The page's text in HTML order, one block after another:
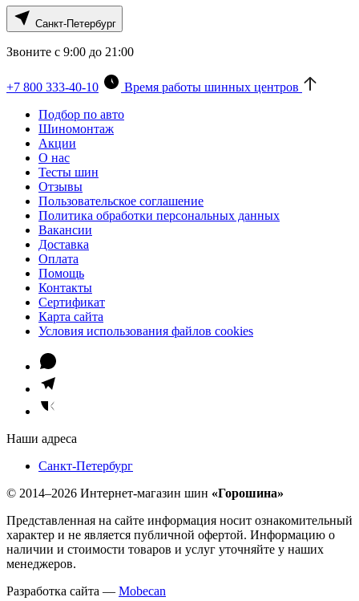
Санкт-Петербург
Звоните с 9:00 до 21:00
+7 800 333-40-10
Время работы шинных центров
Подбор по авто
Шиномонтаж
Акции
О нас
Тесты шин
Отзывы
Пользовательское соглашение
Политика обработки персональных данных
Вакансии
Доставка
Оплата
Помощь
Контакты
Сертификат
Карта сайта
Условия использования файлов cookies
Наши адреса
Санкт-Петербург
© 2014–2026 Интернет-магазин шин «Горошина»
Представленная на сайте информация носит ознакомительный
характер и не является публичной офертой. Информацию о
наличии и стоимости товаров и услуг уточняйте у наших
менеджеров.
Разработка сайта — Mobecan